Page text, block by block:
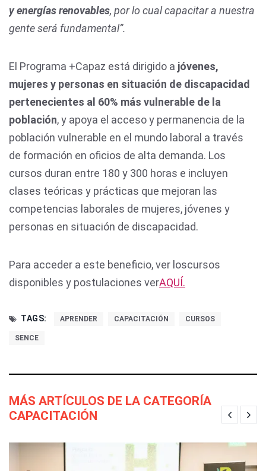
y energías renovables, por lo cual capacitar a nuestra
gente será fundamental”.
El Programa +Capaz está dirigido a jóvenes,
mujeres y personas en situación de discapacidad
pertenecientes al 60% más vulnerable de la
población, y apoya el acceso y permanencia de la
población vulnerable en el mundo laboral a través
de formación en oficios de alta demanda. Los
cursos duran entre 180 y 300 horas e incluyen
clases teóricas y prácticas que mejoran las
competencias laborales de mujeres, jóvenes y
personas en situación de discapacidad.
Para acceder a este beneficio, ver loscursos
disponibles y postulaciones verAQUÍ.
TAGS: APRENDER CAPACITACIÓN CURSOS
SENCE
MÁS ARTÍCULOS DE LA CATEGORÍA
CAPACITACIÓN